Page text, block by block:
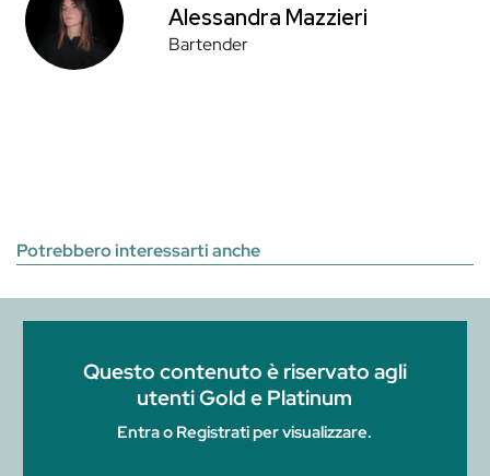
Alessandra Mazzieri
Bartender
Potrebbero interessarti anche
Questo contenuto è riservato agli
utenti Gold e Platinum
Entra o Registrati per visualizzare.